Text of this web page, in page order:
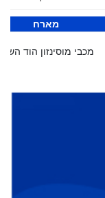
מארח
מכבי מוסינזון הוד